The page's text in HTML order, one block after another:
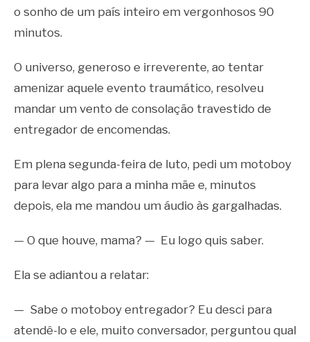
o sonho de um país inteiro em vergonhosos 90
minutos.
O universo, generoso e irreverente, ao tentar
amenizar aquele evento traumático, resolveu
mandar um vento de consolação travestido de
entregador de encomendas.
Em plena segunda-feira de luto, pedi um motoboy
para levar algo para a minha mãe e, minutos
depois, ela me mandou um áudio às gargalhadas.
— O que houve, mama? — Eu logo quis saber.
Ela se adiantou a relatar:
— Sabe o motoboy entregador? Eu desci para
atendê-lo e ele, muito conversador, perguntou qual